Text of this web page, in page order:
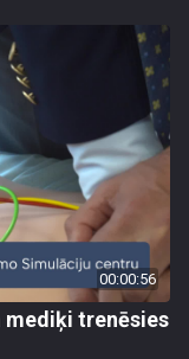
00:00:56
trenēsies